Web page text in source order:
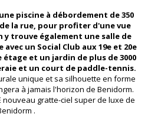
piscine à débordement de 350
la rue, pour profiter d'une vue
y trouve également une salle de
un Social Club aux 19e et 20e
étage et un jardin de plus de 3000
et un court de paddle-tennis.
unique et sa silhouette en forme
à jamais l'horizon de Benidorm.
nouveau gratte-ciel super de luxe de
.